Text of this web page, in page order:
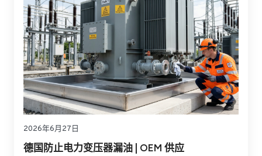
2026年6月27日
德国防止电力变压器漏油 | OEM 供应